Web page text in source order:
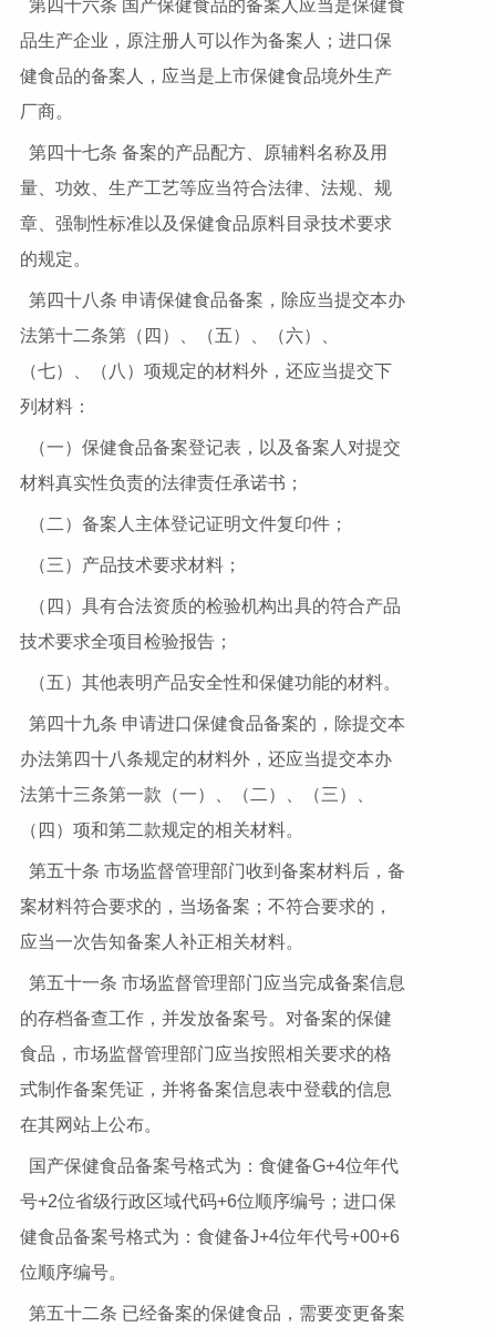
第四十六条 国产保健食品的备案人应当是保健食
品生产企业，原注册人可以作为备案人；进口保
健食品的备案人，应当是上市保健食品境外生产
厂商。
第四十七条 备案的产品配方、原辅料名称及用
量、功效、生产工艺等应当符合法律、法规、规
章、强制性标准以及保健食品原料目录技术要求
的规定。
第四十八条 申请保健食品备案，除应当提交本办
法第十二条第（四）、（五）、（六）、
（七）、（八）项规定的材料外，还应当提交下
列材料：
（一）保健食品备案登记表，以及备案人对提交
材料真实性负责的法律责任承诺书；
（二）备案人主体登记证明文件复印件；
（三）产品技术要求材料；
（四）具有合法资质的检验机构出具的符合产品
技术要求全项目检验报告；
（五）其他表明产品安全性和保健功能的材料。
第四十九条 申请进口保健食品备案的，除提交本
办法第四十八条规定的材料外，还应当提交本办
法第十三条第一款（一）、（二）、（三）、
（四）项和第二款规定的相关材料。
第五十条 市场监督管理部门收到备案材料后，备
案材料符合要求的，当场备案；不符合要求的，
应当一次告知备案人补正相关材料。
第五十一条 市场监督管理部门应当完成备案信息
的存档备查工作，并发放备案号。对备案的保健
食品，市场监督管理部门应当按照相关要求的格
式制作备案凭证，并将备案信息表中登载的信息
在其网站上公布。
国产保健食品备案号格式为：食健备G+4位年代
号+2位省级行政区域代码+6位顺序编号；进口保
健食品备案号格式为：食健备J+4位年代号+00+6
位顺序编号。
第五十二条 已经备案的保健食品，需要变更备案